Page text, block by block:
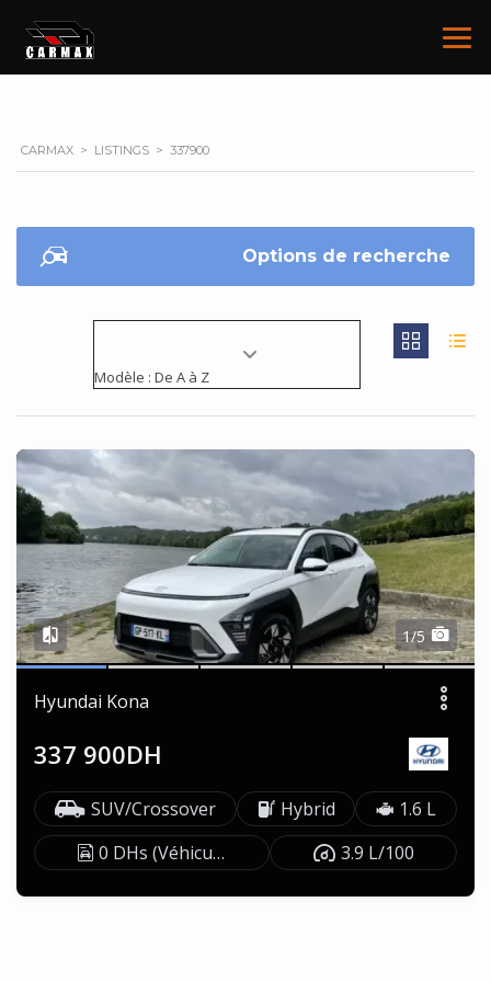
CARMAX > LISTINGS > 337900
Options de recherche
Modèle : De A à Z
1/5
Hyundai Kona
337 900DH
SUV/Crossover Hybrid
1.6 L
0 DHs (Véhicule exonéré)
3.9 L/100